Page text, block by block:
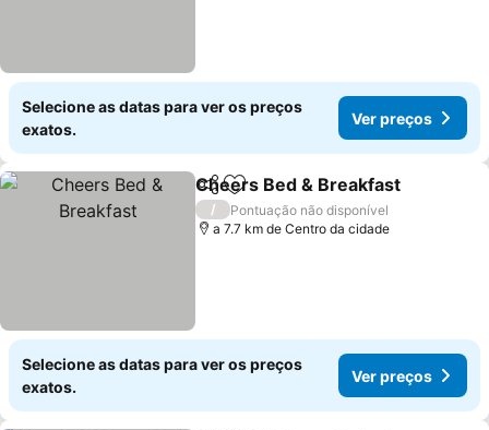
Selecione as datas para ver os preços
exatos.
Ver preços
PartilharAdicionar aos favoritos
Cheers Bed & Breakfast
/
Pontuação não disponível
a 7.7 km de Centro da cidade
Selecione as datas para ver os preços
exatos.
Ver preços